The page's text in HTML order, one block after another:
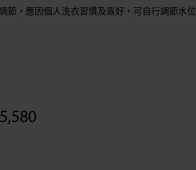
節，應因個人洗衣習慣及喜好，可自行調節水位
5,580